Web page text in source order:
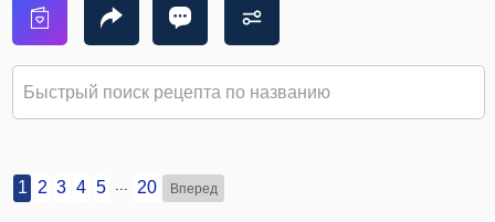
1 2 3 4 5 ... 20 Вперед